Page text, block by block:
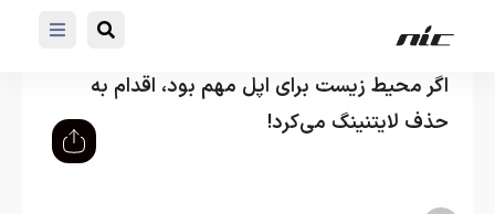
اگر محیط زیست برای اپل مهم بود، اقدام به
حذف لایتنینگ می‌کرد!